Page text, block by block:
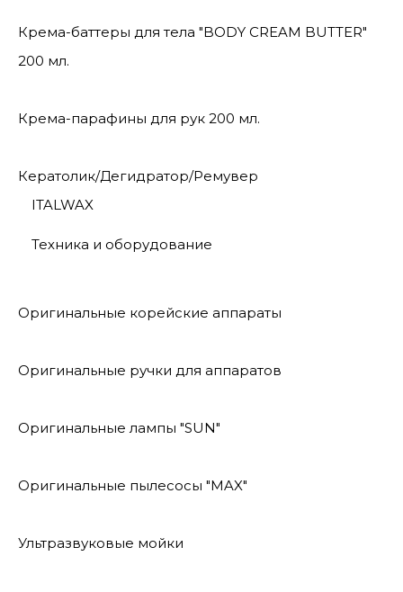
Крема-баттеры для тела "BODY CREAM BUTTER"
200 мл.
Крема-парафины для рук 200 мл.
Кератолик/Дегидратор/Ремувер
ITALWAX
Техника и оборудование
Оригинальные корейские аппараты
Оригинальные ручки для аппаратов
Оригинальные лампы "SUN"
Оригинальные пылесосы "MAX"
Ультразвуковые мойки